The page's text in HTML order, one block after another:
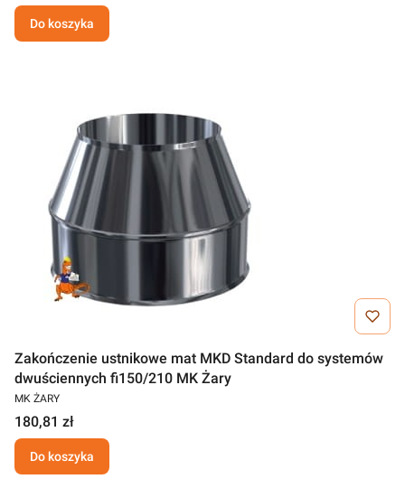
Do koszyka
Zakończenie ustnikowe mat MKD Standard do systemów
dwuściennych fi150/210 MK Żary
MK ŻARY
180,81 zł
Do koszyka